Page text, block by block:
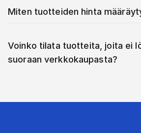
Miten tuotteiden hinta
Voinko tilata tuotteita, joita ei
suoraan verkkokaupasta?